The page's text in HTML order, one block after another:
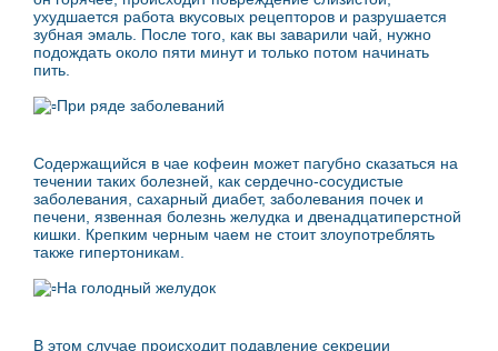
ухудшается работа вкусовых рецепторов и разрушается
зубная эмаль. После того, как вы заварили чай, нужно
подождать около пяти минут и только потом начинать
пить.
При ряде заболеваний
Содержащийся в чае кофеин может пагубно сказаться на
течении таких болезней, как сердечно-сосудистые
заболевания, сахарный диабет, заболевания почек и
печени, язвенная болезнь желудка и двенадцатиперстной
кишки. Крепким черным чаем не стоит злоупотреблять
также гипертоникам.
На голодный желудок
В этом случае происходит подавление секреции